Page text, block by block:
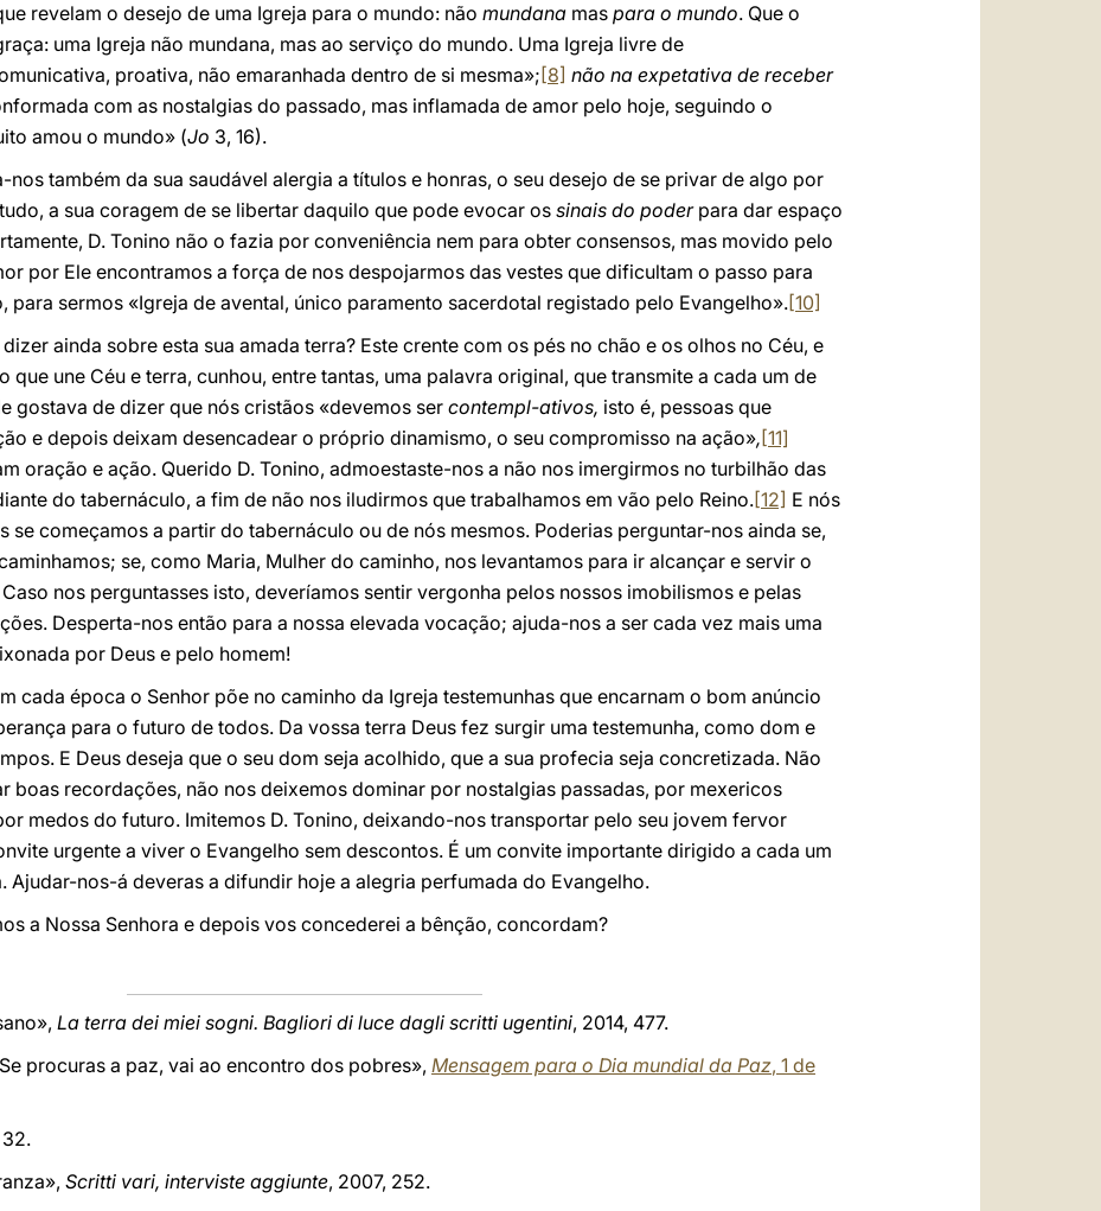
revelam o desejo de uma Igreja para o mundo: não mundana mas para o mundo. Que o
uma Igreja não mundana, mas ao serviço do mundo. Uma Igreja livre de
proativa, não emaranhada dentro de si mesma»; [8] não na expetativa de receber
com as nostalgias do passado, mas inflamada de amor pelo hoje, seguindo o
amou o mundo» (Jo 3, 16).
nos também da sua saudável alergia a títulos e honras, o seu desejo de se privar de algo por
a sua coragem de se libertar daquilo que pode evocar ossinais do poderpara dar espaço
D. Tonino não o fazia por conveniência nem para obter consensos, mas movido pelo
por Ele encontramos a força de nos despojarmos das vestes que dificultam o passo para
para sermos «Igreja de avental, único paramento sacerdotal registado pelo Evangelho».[10]
ainda sobre esta sua amada terra? Este crente com os pés no chão e os olhos no Céu, e
que une Céu e terra, cunhou, entre tantas, uma palavra original, que transmite a cada um de
gostava de dizer que nós cristãos «devemos ser contempl-ativos, isto é, pessoas que
e depois deixam desencadear o próprio dinamismo, o seu compromisso na ação», [11]
oração e ação. Querido D. Tonino, admoestaste-nos a não nos imergirmos no turbilhão das
do tabernáculo, a fim de não nos iludirmos que trabalhamos em vão pelo Reino.[12] E nós
se começamos a partir do tabernáculo ou de nós mesmos. Poderias perguntar-nos ainda se,
se, como Maria, Mulher do caminho, nos levantamos para ir alcançar e servir o
nos perguntasses isto, deveríamos sentir vergonha pelos nossos imobilismos e pelas
Desperta-nos então para a nossa elevada vocação; ajuda-nos a ser cada vez mais uma
por Deus e pelo homem!
cada época o Senhor põe no caminho da Igreja testemunhas que encarnam o bom anúncio
para o futuro de todos. Da vossa terra Deus fez surgir uma testemunha, como dom e
E Deus deseja que o seu dom seja acolhido, que a sua profecia seja concretizada. Não
boas recordações, não nos deixemos dominar por nostalgias passadas, por mexericos
medos do futuro. Imitemos D. Tonino, deixando-nos transportar pelo seu jovem fervor
urgente a viver o Evangelho sem descontos. É um convite importante dirigido a cada um
Ajudar-nos-á deveras a difundir hoje a alegria perfumada do Evangelho.
a Nossa Senhora e depois vos concederei a bênção, concordam?
La terra dei miei sogni. Bagliori di luce dagli scritti ugentini, 2014, 477.
procuras a paz, vai ao encontro dos pobres», Mensagem para o Dia mundial da Paz, 1 de
32.
Scritti vari, interviste aggiunte, 2007, 252.